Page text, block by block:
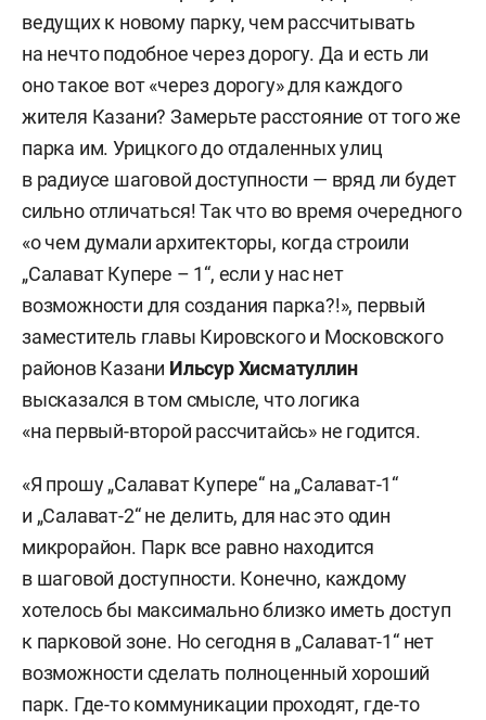
ведущих к новому парку, чем рассчитывать
на нечто подобное через дорогу. Да и есть ли
оно такое вот «через дорогу» для каждого
жителя Казани? Замерьте расстояние от того же
парка им. Урицкого до отдаленных улиц
в радиусе шаговой доступности — вряд ли будет
сильно отличаться! Так что во время очередного
«о чем думали архитекторы, когда строили
„Салават Купере – 1“, если у нас нет
возможности для создания парка?!», первый
заместитель главы Кировского и Московского
районов Казани Ильсур Хисматуллин
высказался в том смысле, что логика
«на первый-второй рассчитайсь» не годится.
«Я прошу „Салават Купере“ на „Салават-1“
и „Салават-2“ не делить, для нас это один
микрорайон. Парк все равно находится
в шаговой доступности. Конечно, каждому
хотелось бы максимально близко иметь доступ
к парковой зоне. Но сегодня в „Салават-1“ нет
возможности сделать полноценный хороший
парк. Где-то коммуникации проходят, где-то